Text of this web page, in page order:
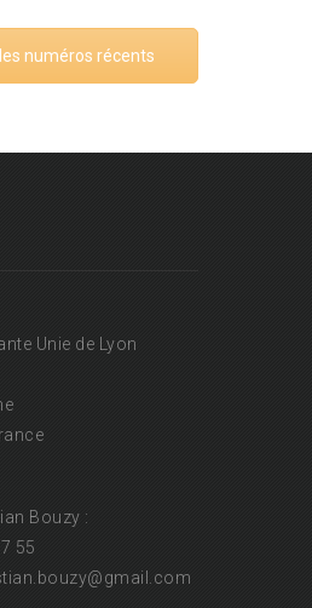
numéros récents
Unie de Lyon
Bouzy :
55
gmail.com